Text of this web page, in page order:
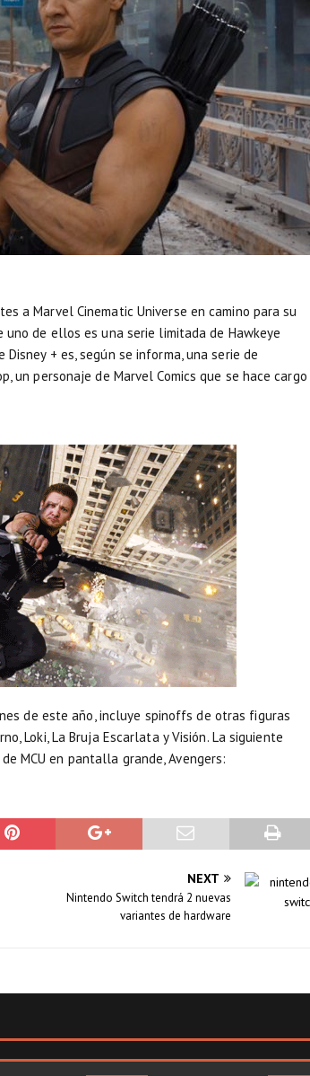
a Marvel Cinematic Universe en camino para su
de ellos es una serie limitada de Hawkeye
+ es, según se informa, una serie de
un personaje de Marvel Comics que se hace cargo
de este año, incluye spinoffs de otras figuras
Loki, La Bruja Escarlata y Visión. La siguiente
MCU en pantalla grande, Avengers:
NEXT
Nintendo Switch tendrá 2 nuevas
variantes de hardware